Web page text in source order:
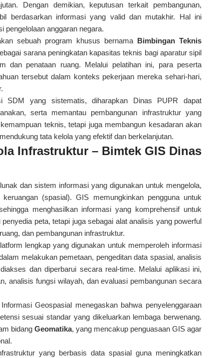
Dengan demikian, keputusan terkait pembangunan,
berdasarkan informasi yang valid dan mutakhir. Hal ini
pengelolaan anggaran negara.
sebuah program khusus bernama Bimbingan Teknis
sarana peningkatan kapasitas teknis bagi aparatur sipil
dan penataan ruang. Melalui pelatihan ini, para peserta
tersebut dalam konteks pekerjaan mereka sehari-hari,
SDM yang sistematis, diharapkan Dinas PUPR dapat
serta memantau pembangunan infrastruktur yang
teknis, tetapi juga membangun kesadaran akan
tata kelola yang efektif dan berkelanjutan.
Infrastruktur – Bimtek GIS Dinas
dan sistem informasi yang digunakan untuk mengelola,
(spasial). GIS memungkinkan pengguna untuk
menghasilkan informasi yang komprehensif untuk
peta, tetapi juga sebagai alat analisis yang powerful
dan pembangunan infrastruktur.
lengkap yang digunakan untuk memperoleh informasi
melakukan pemetaan, pengeditan data spasial, analisis
dan diperbarui secara real-time. Melalui aplikasi ini,
analisis fungsi wilayah, dan evaluasi pembangunan secara
Geospasial menegaskan bahwa penyelenggaraan
sesuai standar yang dikeluarkan lembaga berwenang.
bidang Geomatika, yang mencakup penguasaan GIS agar
yang berbasis data spasial guna meningkatkan